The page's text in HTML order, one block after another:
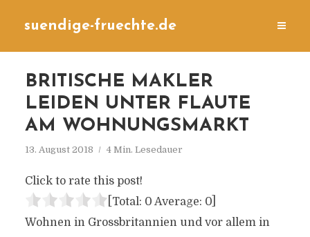
suendige-fruechte.de
BRITISCHE MAKLER
LEIDEN UNTER FLAUTE
AM WOHNUNGSMARKT
13. August 2018 4 Min. Lesedauer
Click to rate this post!
[Total: 0 Average: 0]
Wohnen in Grossbritannien und vor allem in